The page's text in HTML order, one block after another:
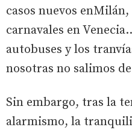
casos nuevos
carnavales en
autobuses y los
nosotras no salimos
Sin embargo, tras la
alarmismo, la